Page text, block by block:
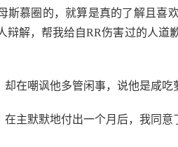
斯慕圈的，就算是真的了解且喜
辩解，帮我给自RR伤害过的人道
在嘲讽他多管闲事，说他是咸吃
主默默地付出一个月后，我同意